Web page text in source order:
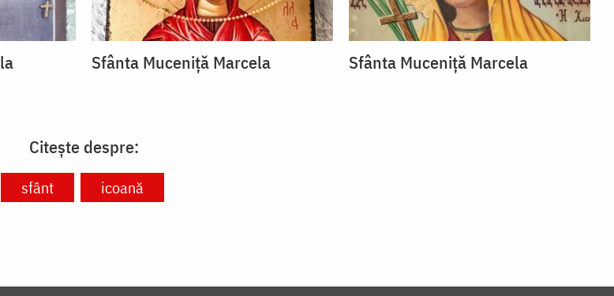
Sfânta Muceniță Marcela Sfânta Muceniță Marcela
Citește despre:
sfânt icoană